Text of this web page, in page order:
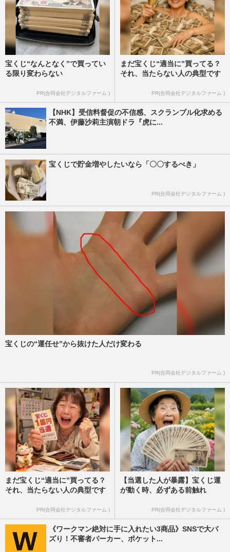
宝くじ“なんとなく”で買ってい
る限り変わらない
PR(合同会社デジタルファーム )
まだ宝くじ“適当に”買ってる？
それ、当たらない人の典型です
PR(合同会社デジタルファーム )
【NHK】受信料督促の不信感、スクランブル化求める
不満、伊藤沙莉主演朝ドラ『虎に...
宝くじで貯金増やしたいなら「〇〇するべき」
PR(合同会社デジタルファーム )
宝くじの“運任せ”から抜けた人だけ変わる
PR(合同会社デジタルファーム )
まだ宝くじ“適当に”買ってる？
それ、当たらない人の典型です
PR(合同会社デジタルファーム )
【当選した人が暴露】宝くじ運
が動く時、必ずある前触れ
PR(合同会社デジタルファーム )
《ワークマン絶対に手に入れたい3商品》SNSで大バ
ズり！不審者パーカー、ポケット...